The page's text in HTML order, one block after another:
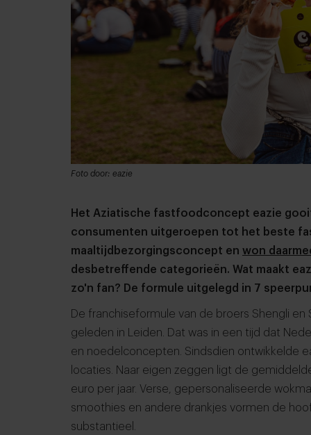
Foto door: eazie
Het Aziatische fastfoodconcept eazie
consumenten uitgeroepen tot het beste
maaltijdbezorgingsconcept en won
desbetreffende categorieën. Wat maakt
zo'n fan? De formule uitgelegd in 7
De franchiseformule van de broers Shengli en
geleden in Leiden. Dat was in een tijd dat
en noedelconcepten. Sindsdien ontwikkelde
locaties. Naar eigen zeggen ligt de
euro per jaar. Verse, gepersonaliseerde
smoothies en andere drankjes vormen de
substantieel.